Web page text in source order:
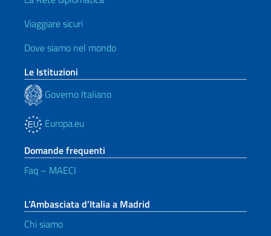
Viaggiare sicuri
Dove siamo nel mondo
Le Istituzioni
Governo Italiano
Europa.eu
Domande frequenti
Faq – MAECI
L’Ambasciata d’Italia a Madrid
Chi siamo